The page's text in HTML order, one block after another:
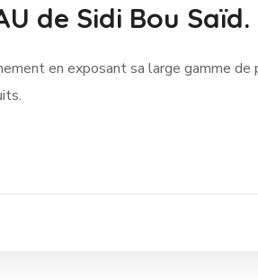
de Sidi Bou Saïd.
en exposant sa large gamme